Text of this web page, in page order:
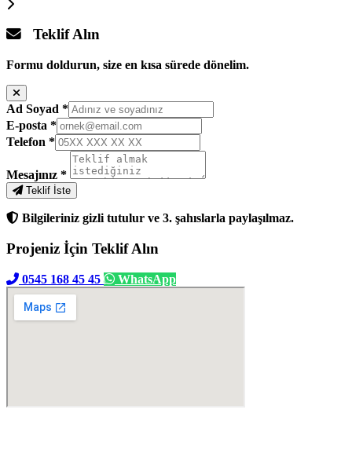
Teklif Alın
Formu doldurun, size en kısa sürede dönelim.
Ad Soyad *
E-posta *
Telefon *
Mesajınız *
Teklif İste
Bilgileriniz gizli tutulur ve 3. şahıslarla paylaşılmaz.
Projeniz İçin Teklif Alın
0545 168 45 45 WhatsApp